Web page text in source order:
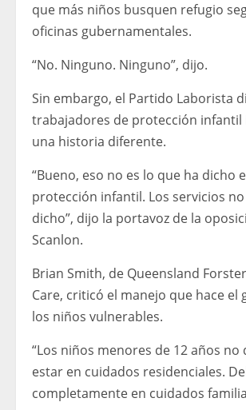
que más niños busquen refugio
oficinas gubernamentales.
“No. Ninguno. Ninguno”, dijo.
Sin embargo, el Partido Laborista
trabajadores de protección
una historia diferente.
“Bueno, eso no es lo que ha dicho
protección infantil. Los servicios
dicho”, dijo la portavoz de la
Scanlon.
Brian Smith, de Queensland
Care, criticó el manejo que hace el
los niños vulnerables.
“Los niños menores de 12 años no
estar en cuidados residenciales.
completamente en cuidados